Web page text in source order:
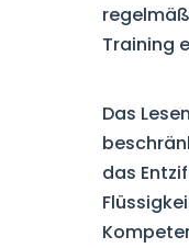
Training
Das
das